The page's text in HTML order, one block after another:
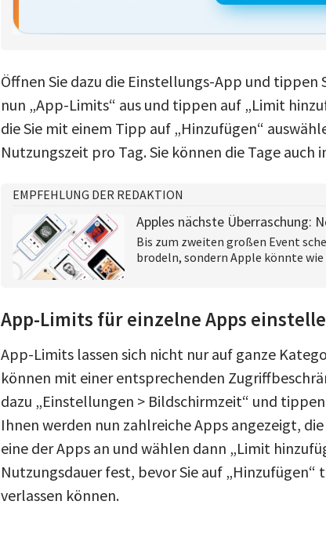
Öffnen Sie dazu die Einstellungs-App und tippen
nun „App-Limits“ aus und tippen auf „Limit
die Sie mit einem Tipp auf „Hinzufügen“
Nutzungszeit pro Tag. Sie können die Tage auch
EMPFEHLUNG DER REDAKTION
Apples nächste Überraschung:
Bis zum zweiten großen Event
brodeln, sondern Apple könnte
App-Limits für einzelne Apps
App-Limits lassen sich nicht nur auf ganze
können mit einer entsprechenden
dazu „Einstellungen > Bildschirmzeit“ und
Ihnen werden nun zahlreiche Apps angezeigt,
eine der Apps an und wählen dann „Limit
Nutzungsdauer fest, bevor Sie auf
verlassen können.